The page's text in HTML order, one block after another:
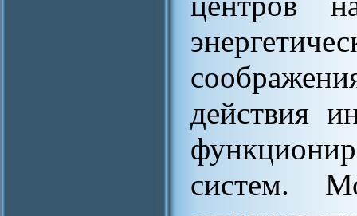
действия
систем.